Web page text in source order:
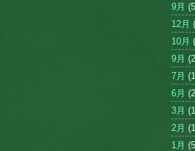
9月
12月
10月
9月
7月
6月
3月
2月
1月